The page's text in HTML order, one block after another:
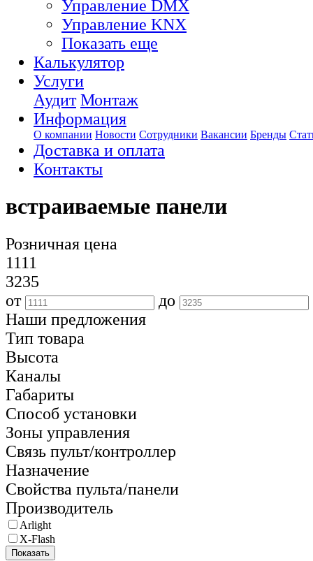
Управление DMX
Управление KNX
Показать еще
Калькулятор
Услуги
Аудит Монтаж
Информация
О компании Новости Сотрудники Вакансии Бренды
Доставка и оплата
Контакты
встраиваемые панели
Розничная цена
1111
3235
от
до
Наши предложения
Тип товара
Высота
Каналы
Габариты
Способ установки
Зоны управления
Связь пульт/контроллер
Назначение
Свойства пульта/панели
Производитель
Arlight
X-Flash
Показать